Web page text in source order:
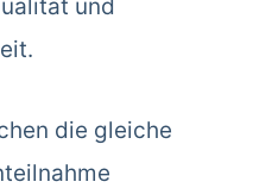
und
die gleiche